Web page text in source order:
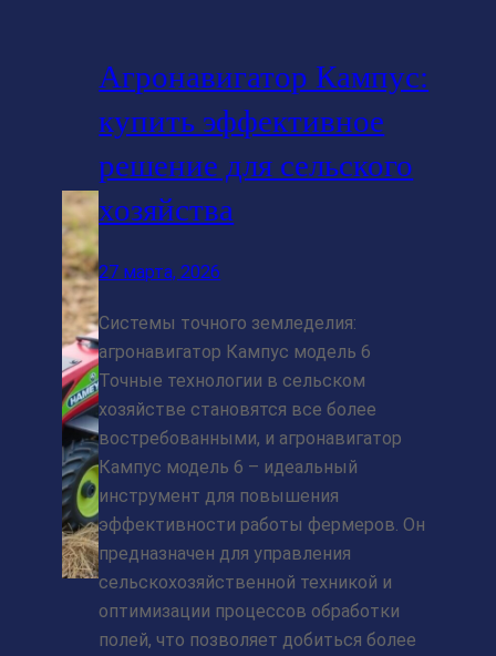
Агронавигатор Кампус:
купить эффективное
решение для сельского
хозяйства
27 марта, 2026
Системы точного земледелия:
агронавигатор Кампус модель 6
Точные технологии в сельском
хозяйстве становятся все более
востребованными, и агронавигатор
Кампус модель 6 – идеальный
инструмент для повышения
эффективности работы фермеров. Он
предназначен для управления
сельскохозяйственной техникой и
оптимизации процессов обработки
полей, что позволяет добиться более